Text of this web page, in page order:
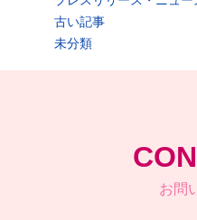
古い記事
未分類
お問